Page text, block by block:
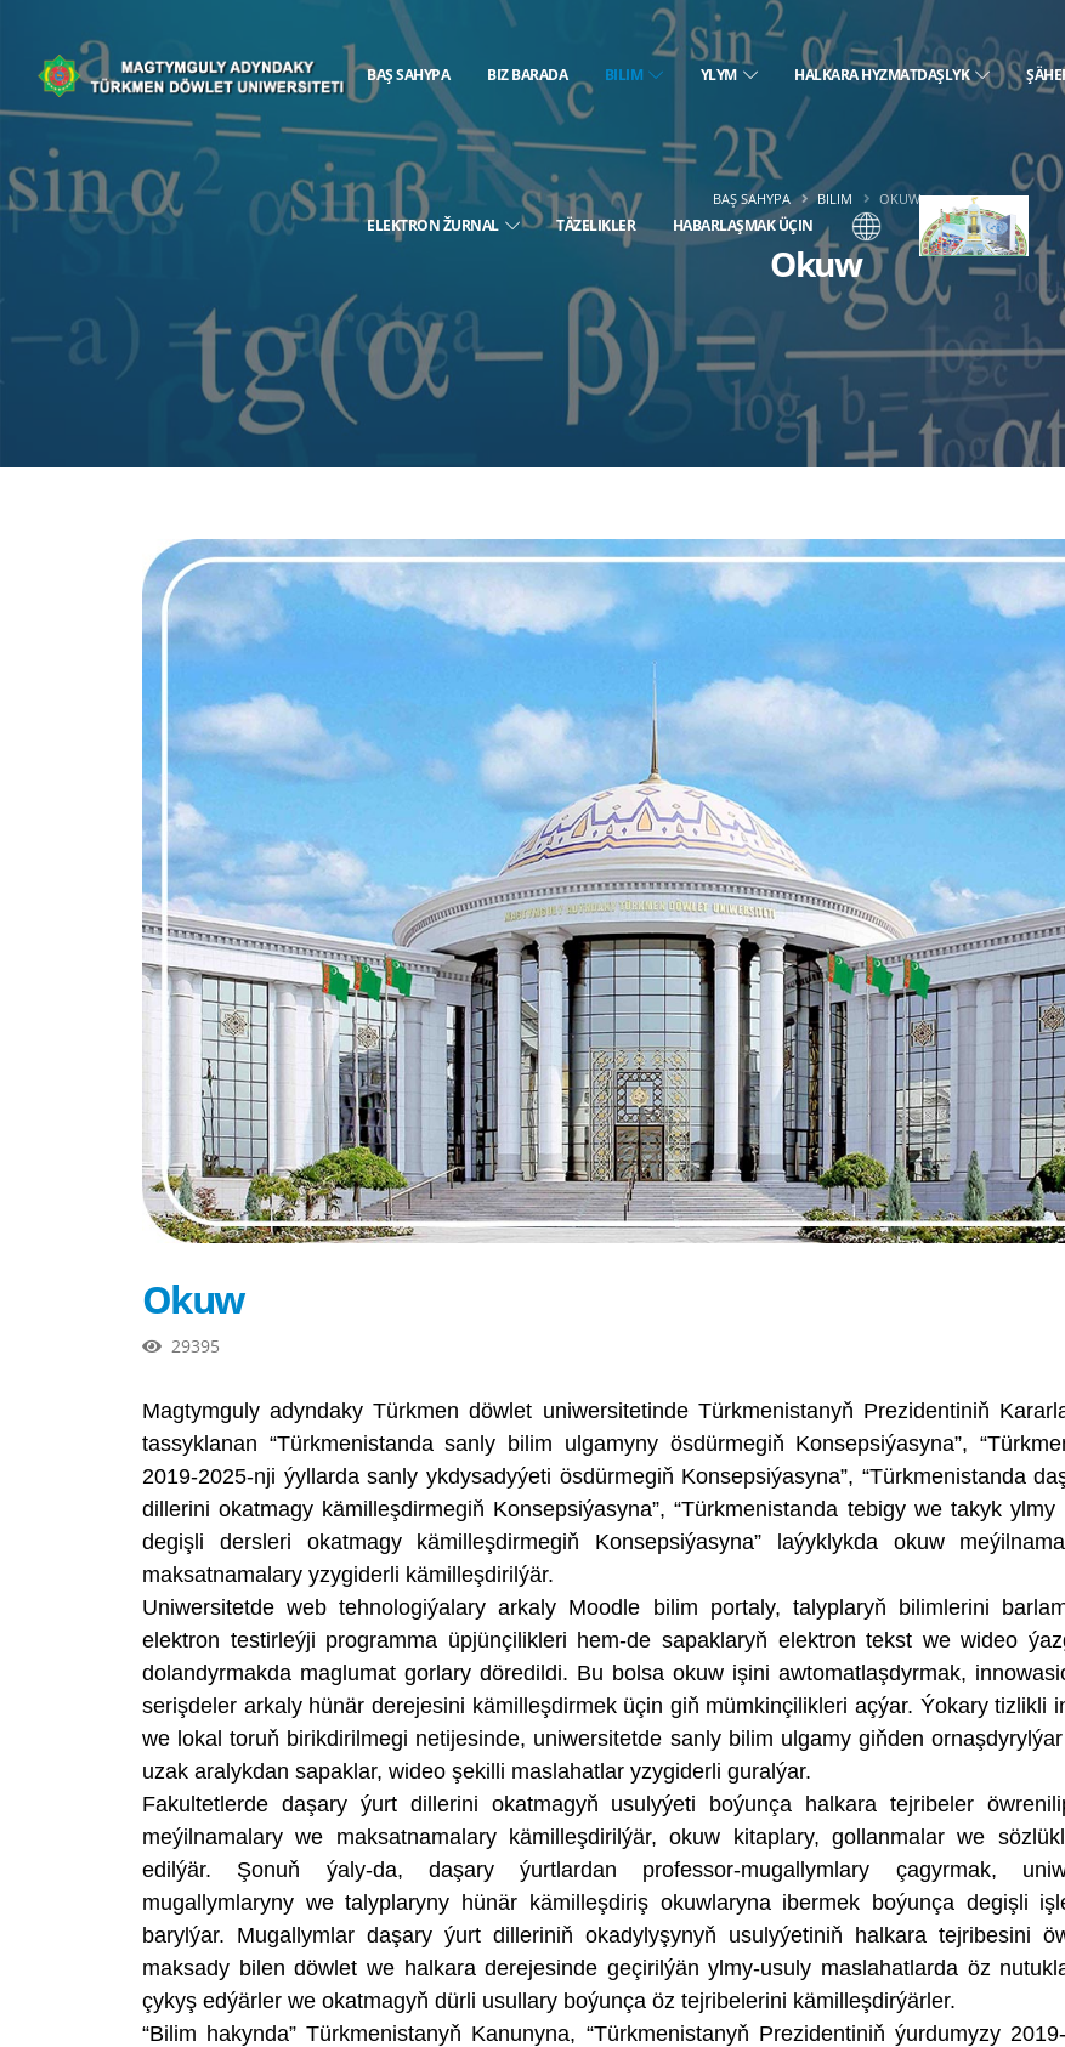
BAŞ SAHYPA BIZ BARADA BILIM YLYM HALKARA HYZMATDAŞLYK
ELEKTRON ŽURNAL TÄZELIKLER HABARLAŞMAK ÜÇIN
Okuw
BAŞ SAHYPA BILIM OKUW
Okuw
29395
Magtymguly adyndaky Türkmen döwlet uniwersitetinde Türkmenistanyň Prezidentiniň
tassyklanan “Türkmenistanda sanly bilim ulgamyny ösdürmegiň Konsepsiýasyna”,
2019-2025-nji ýyllarda sanly ykdysadyýeti ösdürmegiň Konsepsiýasyna”, “Türkmenistanda
dillerini okatmagy kämilleşdirmegiň Konsepsiýasyna”, “Türkmenistanda tebigy we takyk ylmy
degişli dersleri okatmagy kämilleşdirmegiň Konsepsiýasyna” laýyklykda okuw
maksatnamalary yzygiderli kämilleşdirilýär.
Uniwersitetde web tehnologiýalary arkaly Moodle bilim portaly, talyplaryň bilimlerini
elektron testirleýji programma üpjünçilikleri hem-de sapaklaryň elektron tekst we wideo
dolandyrmakda maglumat gorlary döredildi. Bu bolsa okuw işini awtomatlaşdyrmak,
serişdeler arkaly hünär derejesini kämilleşdirmek üçin giň mümkinçilikleri açýar. Ýokary tizlikli
we lokal toruň birikdirilmegi netijesinde, uniwersitetde sanly bilim ulgamy giňden
uzak aralykdan sapaklar, wideo şekilli maslahatlar yzygiderli guralýar.
Fakultetlerde daşary ýurt dillerini okatmagyň usulyýeti boýunça halkara tejribeler
meýilnamalary we maksatnamalary kämilleşdirilýär, okuw kitaplary, gollanmalar we
edilýär. Şonuň ýaly-da, daşary ýurtlardan professor-mugallymlary çagyrmak,
mugallymlaryny we talyplaryny hünär kämilleşdiriş okuwlaryna ibermek boýunça degişli
barylýar. Mugallymlar daşary ýurt dilleriniň okadylyşynyň usulyýetiniň halkara tejribesini
maksady bilen döwlet we halkara derejesinde geçirilýän ylmy-usuly maslahatlarda öz
çykyş edýärler we okatmagyň dürli usullary boýunça öz tejribelerini kämilleşdirýärler.
“Bilim hakynda” Türkmenistanyň Kanunyna, “Türkmenistanyň Prezidentiniň ýurdumyzy